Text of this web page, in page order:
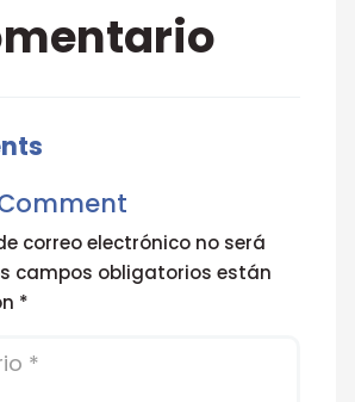
correo electrónico no será
campos obligatorios están
*